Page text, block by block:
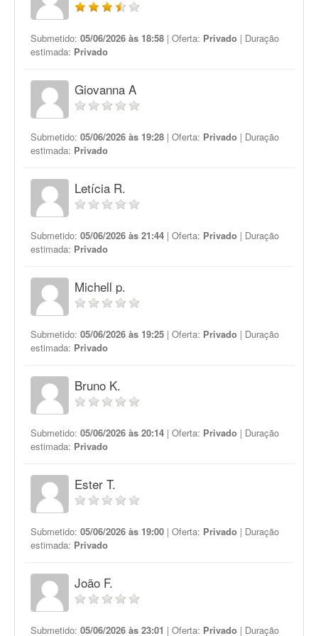
Submetido: 05/06/2026 às 18:58 | Oferta: Privado | Duração
estimada: Privado
Giovanna A
Submetido: 05/06/2026 às 19:28 | Oferta: Privado | Duração
estimada: Privado
Letícia R.
Submetido: 05/06/2026 às 21:44 | Oferta: Privado | Duração
estimada: Privado
Michell p.
Submetido: 05/06/2026 às 19:25 | Oferta: Privado | Duração
estimada: Privado
Bruno K.
Submetido: 05/06/2026 às 20:14 | Oferta: Privado | Duração
estimada: Privado
Ester T.
Submetido: 05/06/2026 às 19:00 | Oferta: Privado | Duração
estimada: Privado
João F.
Submetido: 05/06/2026 às 23:01 | Oferta: Privado | Duração